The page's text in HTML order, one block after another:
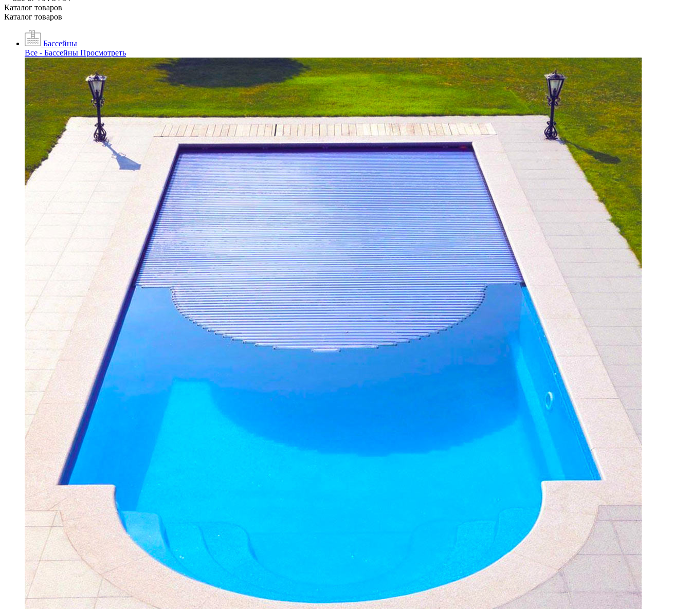
Каталог товаров
Каталог товаров
Бассейны
Все - Бассейны Просмотреть